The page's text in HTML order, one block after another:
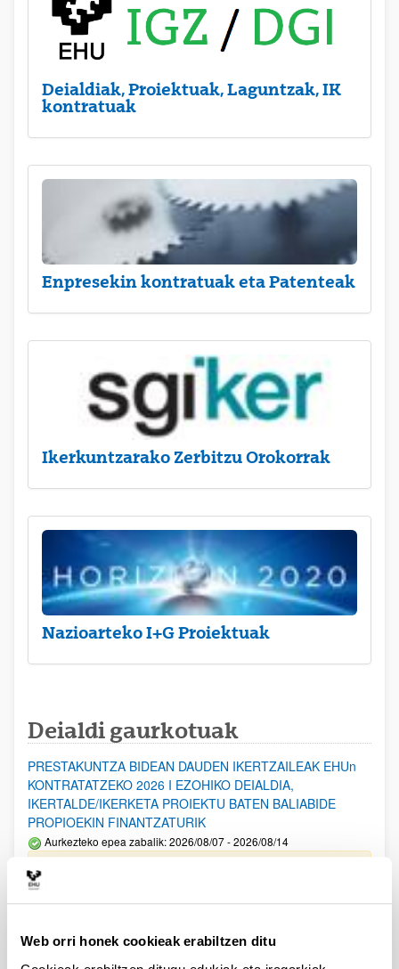
Web orri honek cookieak erabiltzen ditu
Deialdiak, Proiektuak, Laguntzak, IK
kontratuak
Enpresekin kontratuak eta Patenteak
Ikerkuntzarako Zerbitzu Orokorrak
Nazioarteko I+G Proiektuak
Deialdi gaurkotuak
PRESTAKUNTZA BIDEAN DAUDEN IKERTZAILEAK EHUn
KONTRATATZEKO 2026 I EZOHIKO DEIALDIA,
IKERTALDE/IKERKETA PROIEKTU BATEN BALIABIDE
PROPIOEKIN FINANTZATURIK
Aurkezteko epea zabalik: 2026/08/07 - 2026/08/14
Izapide irekia